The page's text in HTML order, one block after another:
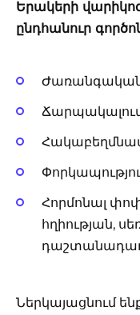
Երակերի
ընդհանուր
Հորմոնալ
հղիության,
Ներկայացնում